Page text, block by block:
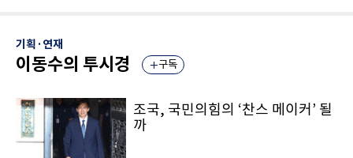
기획·연재
이동수의 투시경 구독
조국, 국민의힘의 ‘찬스 메이커’ 될
까